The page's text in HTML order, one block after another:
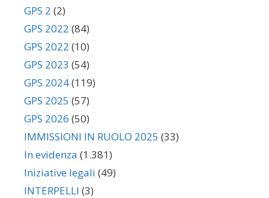
GPS 2 (2)
GPS 2022 (84)
GPS 2022 (10)
GPS 2023 (54)
GPS 2024(119)
GPS 2025 (57)
GPS 2026 (50)
IMMISSIONI IN RUOLO 2025 (33)
In evidenza (1.381)
Iniziative legali (49)
INTERPELLI (3)